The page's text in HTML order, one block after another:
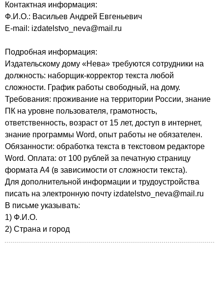
Контактная информация:
Ф.И.О.: Васильев Андрей Евгеньевич
E-mail: izdatelstvo_neva@mail.ru
Подробная информация:
Издательскому дому «Нева» требуются сотрудники на
должность: наборщик-корректор текста любой
сложности. График работы свободный, на дому.
Требования: проживание на территории России, знание
ПК на уровне пользователя, грамотность,
ответственность, возраст от 15 лет, доступ в интернет,
знание программы Word, опыт работы не обязателен.
Обязанности: обработка текста в текстовом редакторе
Word. Оплата: от 100 рублей за печатную страницу
формата А4 (в зависимости от сложности текста).
Для дополнительной информации и трудоустройства
писать на электронную почту izdatelstvo_neva@mail.ru
В письме указывать:
1) Ф.И.О.
2) Страна и город